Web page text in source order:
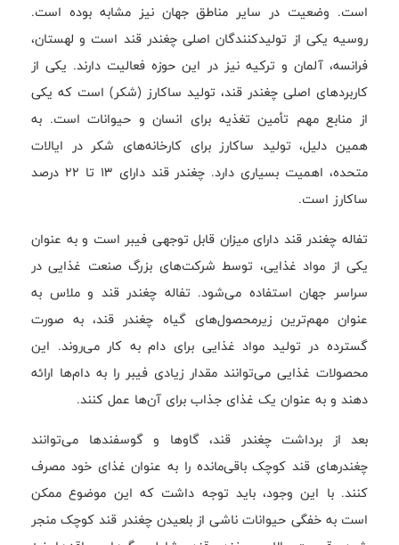
است. وضعیت در سایر مناطق جهان نیز مشابه بوده است.
روسیه یکی از تولیدکنندگان اصلی چغندر قند است و لهستان،
فرانسه، آلمان و ترکیه نیز در این حوزه فعالیت دارند. یکی از
کاربردهای اصلی چغندر قند، تولید ساکارز (شکر) است که یکی
از منابع مهم تأمین تغذیه برای انسان و حیوانات است. به
همین دلیل، تولید ساکارز برای کارخانه‌های شکر در ایالات
متحده، اهمیت بسیاری دارد. چغندر قند دارای ۱۳ تا ۲۲ درصد
ساکارز است.
تفاله چغندر قند دارای میزان قابل توجهی فیبر است و به عنوان
یکی از مواد غذایی، توسط شرکت‌های بزرگ صنعت غذایی در
سراسر جهان استفاده می‌شود. تفاله چغندر قند و ملاس به
عنوان مهم‌ترین زیرمحصول‌های گیاه چغندر قند، به صورت
گسترده در تولید مواد غذایی برای دام به کار می‌روند. این
محصولات غذایی می‌توانند مقدار زیادی فیبر را به دام‌ها ارائه
دهند و به عنوان یک غذای جذاب برای آن‌ها عمل کنند.
بعد از برداشت چغندر قند، گاوها و گوسفندها می‌توانند
چغندرهای قند کوچک باقی‌مانده را به عنوان غذای خود مصرف
کنند. با این وجود، باید توجه داشت که این موضوع ممکن
است به خفگی حیوانات ناشی از بلعیدن چغندر قند کوچک منجر